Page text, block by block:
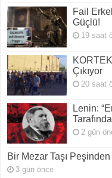
Fail
Güçlü!
19 saat
Çıkıyor
20 saat
Lenin:
2 gün
Bir Mezar Taşı
3 gün önce